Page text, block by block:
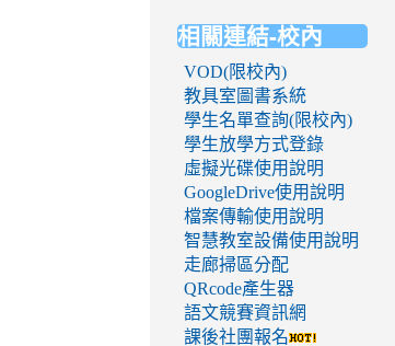
相關連結-校內
VOD(限校內)
教具室圖書系統
學生名單查詢(限校內)
學生放學方式登錄
虛擬光碟使用說明
GoogleDrive使用說明
檔案傳輸使用說明
智慧教室設備使用說明
走廊掃區分配
QRcode產生器
語文競賽資訊網
課後社團報名